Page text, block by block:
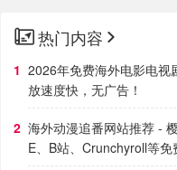
热门内容
2026年免费海外电影电视
放速度快，无广告！
海外动漫追番网站推荐 -
E、B站、Crunchyroll等免